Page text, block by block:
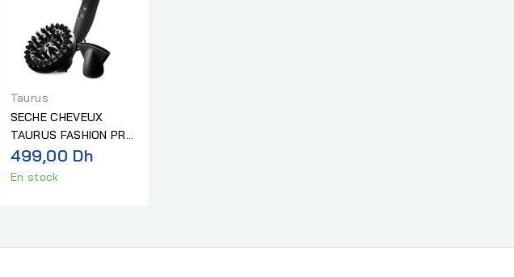
Taurus
SECHE CHEVEUX
TAURUS FASHION PRO
2300W
499,00 Dh
En stock